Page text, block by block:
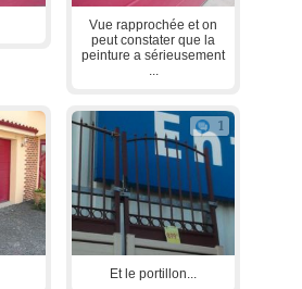
Vue rapprochée et on
peut constater que la
peinture a sérieusement
1
Et le portillon...